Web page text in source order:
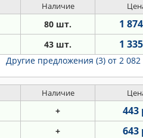
Наличие
80 шт. 1
43 шт. 1
Другие предложения (3) от 2 082
Наличие
+ 443
+ 643